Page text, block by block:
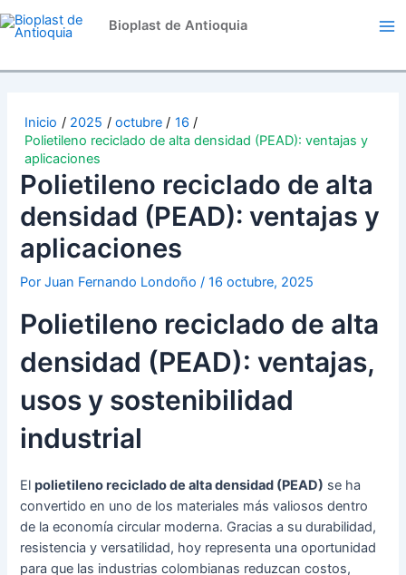
al
Bioplast de Antioquia
Inicio 2025 octubre
16
Polietileno reciclado de alta densidad (PEAD): ventajas y
aplicaciones
Polietileno reciclado de alta
densidad (PEAD): ventajas y
aplicaciones
PorJuan Fernando Londoño/16 octubre, 2025
Polietileno reciclado de alta
densidad (PEAD): ventajas,
usos y sostenibilidad
industrial
Elpolietileno reciclado de alta densidad (PEAD) se ha
convertido en uno de los materiales más valiosos dentro
de la economía circular moderna. Gracias a su durabilidad,
resistencia y versatilidad, hoy representa una oportunidad
para que las industrias colombianas reduzcan costos,
de